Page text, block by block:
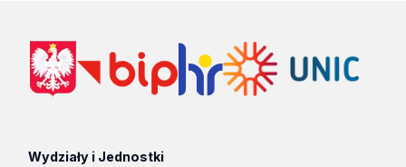
Wydziały i Jednostki